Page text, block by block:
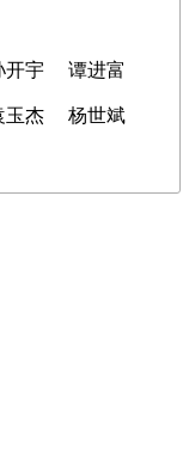
开宇 谭进富
玉杰 杨世斌